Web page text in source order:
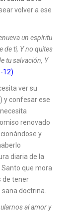
volver a ese
un espíritu
de ti, Y no quites
tu salvación, Y
12)
ver su
y confesar ese
renovado
y
diaria de la
Santo que mora
de tener
doctrina.
al amor y